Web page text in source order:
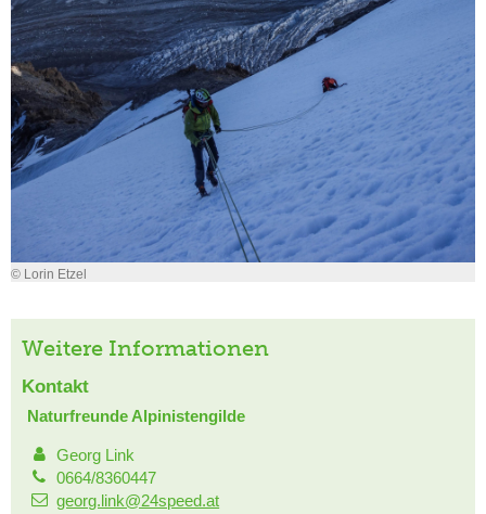
© Lorin Etzel
Weitere Informationen
Kontakt
Naturfreunde Alpinistengilde
Georg Link
0664/8360447
georg.link@24speed.at